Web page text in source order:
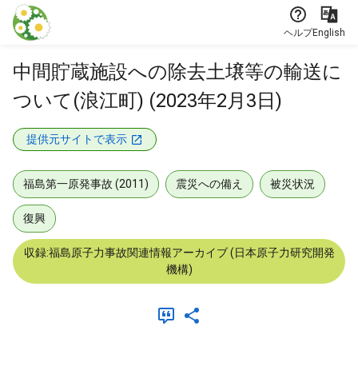
本文に飛ぶ
ヘルプEnglish
中間貯蔵施設への除去土壌等の輸送に
ついて(浪江町) (2023年2月3日)
提供元サイトで表示
福島第一原発事故 (2011) 震災への備え 被災状況
復興
収録:福島原子力事故関連情報アーカイブ (日本原子力研究開発
機構)